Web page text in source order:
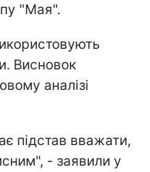
"Мая".
Висновок
аналізі
підстав вважати,
- заявили у